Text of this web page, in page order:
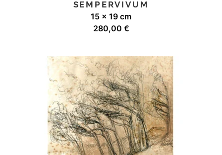
SEMPERVIVUM
15 x 19 cm
280,00 €